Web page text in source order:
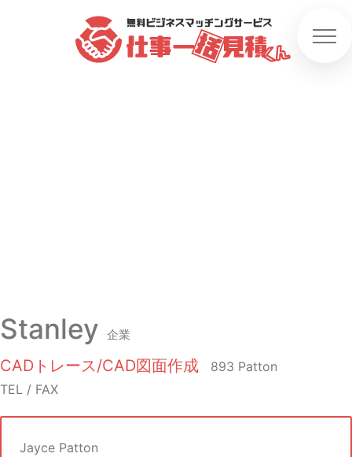
Stanley 企業
CADトレース/CAD図面作成
893 Patton
TEL / FAX
Jayce Patton